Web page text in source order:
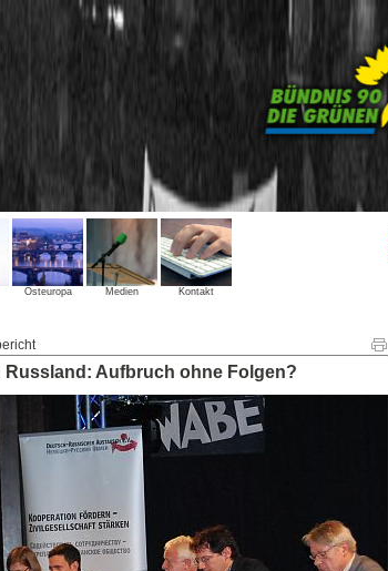
Russland: Aufbruch ohne Folgen?
Osteuropa Medien Kontakt